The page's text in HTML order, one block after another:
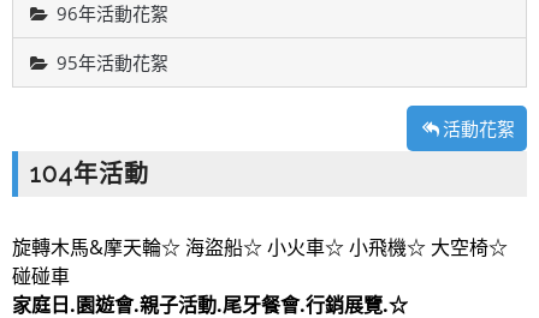
96年活動花絮
95年活動花絮
活動花絮
104年活動
旋轉木馬&摩天輪☆ 海盜船☆ 小火車☆ 小飛機☆ 大空椅☆
碰碰車
家庭日.園遊會.親子活動.尾牙餐會.行銷展覽.☆